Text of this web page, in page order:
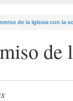
de la Iglesia con la
de